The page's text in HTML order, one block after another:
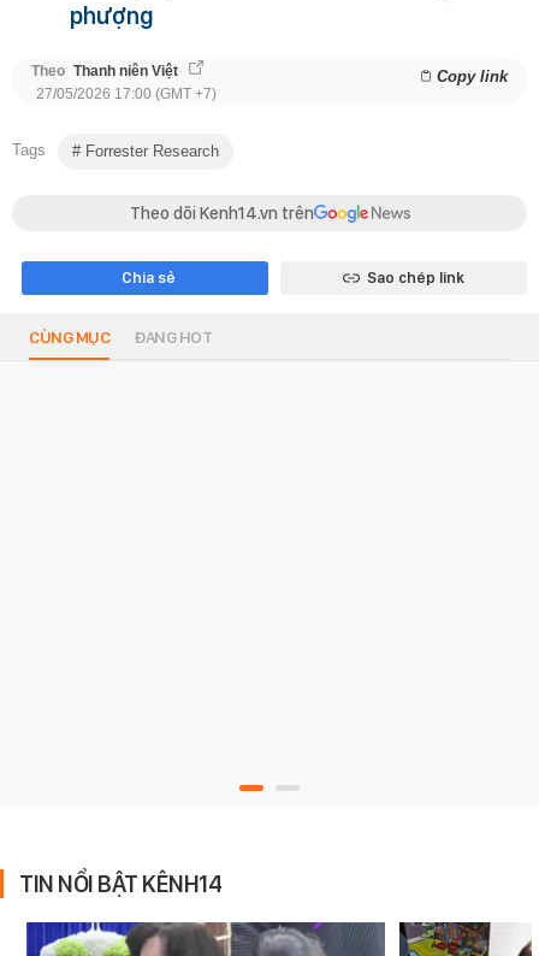
phượng
Theo Thanh niên Việt Copy link
27/05/2026 17:00 (GMT +7)
Tags Forrester Research
Theo dõi Kenh14.vn trên
Chia sẻ Sao chép link
CÙNG MỤC ĐANG HOT
TIN NỔI BẬT KÊNH14